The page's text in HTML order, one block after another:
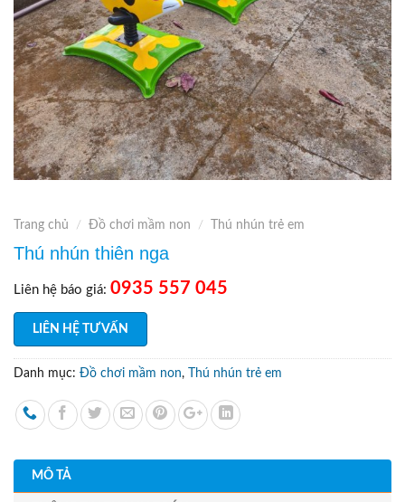
Trang chủ / Đồ chơi mầm non / Thú nhún trẻ em
Thú nhún thiên nga
Liên hệ báo giá: 0935 557 045
LIÊN HỆ TƯ VẤN
Danh mục: Đồ chơi mầm non, Thú nhún trẻ em
MÔ TẢ